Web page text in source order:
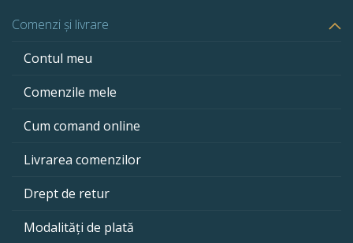
Comenzi și livrare
Contul meu
Comenzile mele
Cum comand online
Livrarea comenzilor
Drept de retur
Modalități de plată